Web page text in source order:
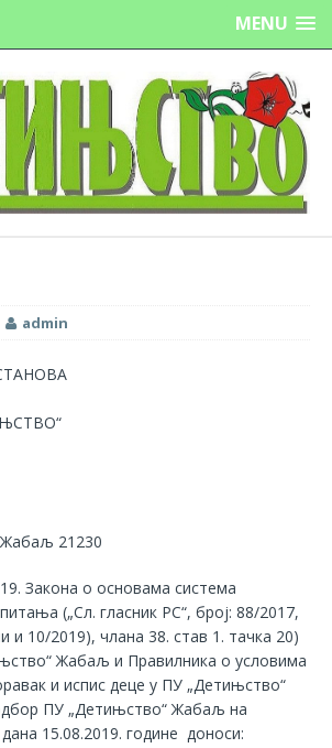
MENU
admin
УСТАНОВА
21230
Закона о основама система
(„Сл. гласник РС“, број: 88/2017,
и 10/2019), члана 38. став 1. тачка 20)
Жабаљ и Правилникa о условима
и испис деце у ПУ „Детињство“
ПУ „Детињство“ Жабаљ на
15.08.2019. годинe доноси: